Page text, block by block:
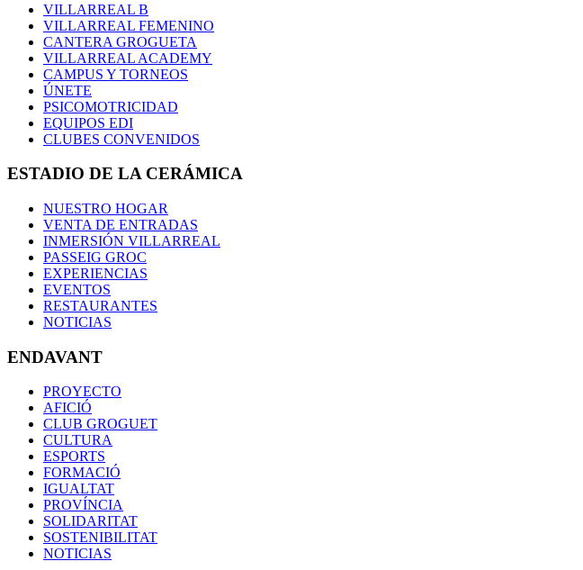
VILLARREAL B
VILLARREAL FEMENINO
CANTERA GROGUETA
VILLARREAL ACADEMY
CAMPUS Y TORNEOS
ÚNETE
PSICOMOTRICIDAD
EQUIPOS EDI
CLUBES CONVENIDOS
ESTADIO DE LA CERÁMICA
NUESTRO HOGAR
VENTA DE ENTRADAS
INMERSIÓN VILLARREAL
PASSEIG GROC
EXPERIENCIAS
EVENTOS
RESTAURANTES
NOTICIAS
ENDAVANT
PROYECTO
AFICIÓ
CLUB GROGUET
CULTURA
ESPORTS
FORMACIÓ
IGUALTAT
PROVÍNCIA
SOLIDARITAT
SOSTENIBILITAT
NOTICIAS